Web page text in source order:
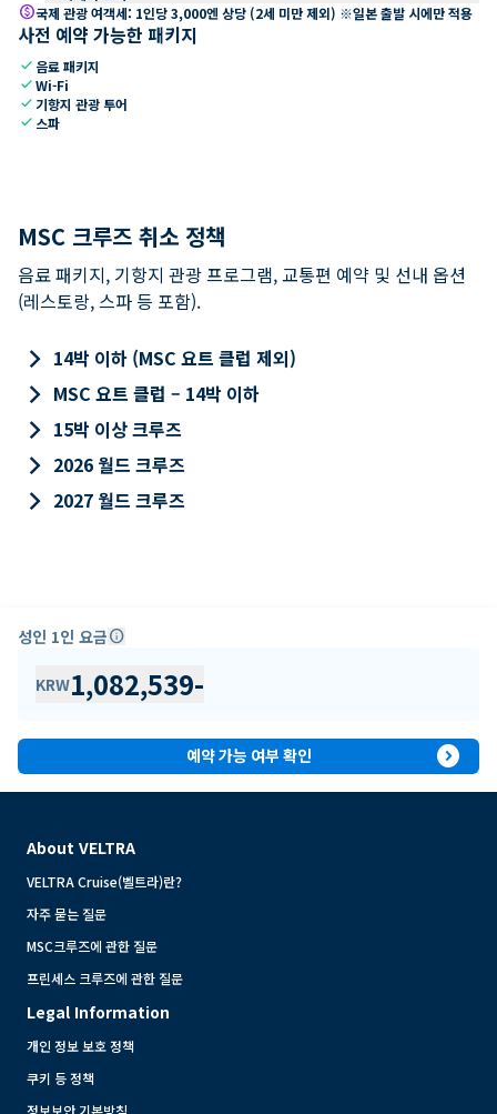
paid국제 관광 여객세: 1인당 3,000엔 상당 (2세 미만 제외) ※일본 출발 시에만 적용
사전 예약 가능한 패키지
check 음료 패키지
checkWi-Fi
check 기항지 관광 투어
check 스파
MSC 크루즈 취소 정책
음료 패키지, 기항지 관광 프로그램, 교통편 예약 및 선내 옵션
(레스토랑, 스파 등 포함).
keyboard_arrow_right 14박 이하 (MSC 요트 클럽 제외)
keyboard_arrow_right MSC 요트 클럽 – 14박 이하
keyboard_arrow_right 15박 이상 크루즈
keyboard_arrow_right 2026 월드 크루즈
keyboard_arrow_right 2027 월드 크루즈
성인 1인 요금info
KRW1,082,539-
예약 가능 여부 확인 expand_circle_right
About VELTRA
VELTRA Cruise(벨트라)란?
자주 묻는 질문
MSC크루즈에 관한 질문
프린세스 크루즈에 관한 질문
Legal Information
개인 정보 보호 정책
쿠키 등 정책
정보보안 기본방침